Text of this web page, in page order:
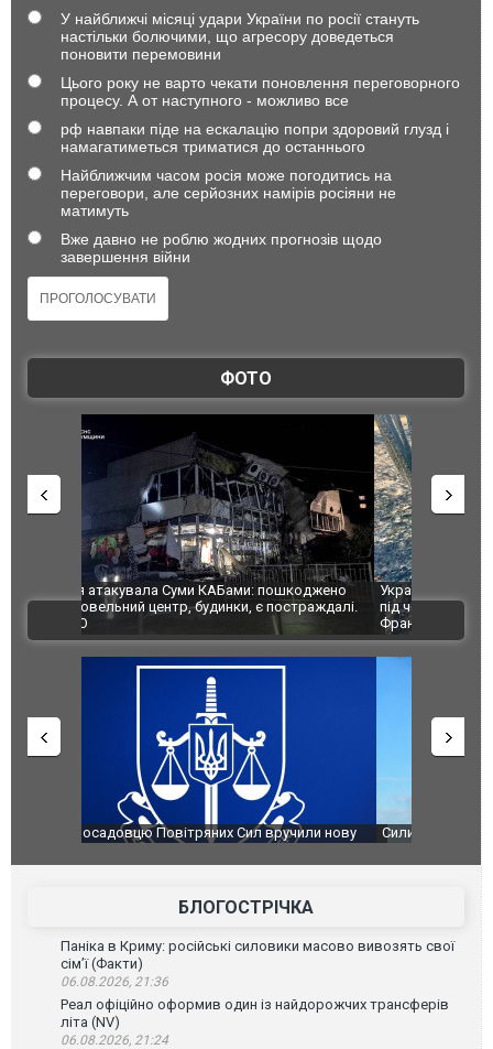
У найближчі місяці удари України по росії стануть
настільки болючими, що агресору доведеться
поновити перемовини
Цього року не варто чекати поновлення переговорного
процесу. А от наступного - можливо все
рф навпаки піде на ескалацію попри здоровий глузд і
намагатиметься триматися до останнього
Найближчим часом росія може погодитись на
переговори, але серйозних намірів росіяни не
матимуть
Вже давно не роблю жодних прогнозів щодо
завершення війни
ФОТО
Українські надзвичайники врятували козуленя
під час ліквідації масштабної лісової пожежі у
Франції
СБУ за
Болгарії
ВІДЕО
Сили оборони уразили Ярославський НПЗ:
атаку. ВІДЕО
Неймар
БЛОГОСТРІЧКА
Паніка в Криму: російські силовики масово вивозять свої
сім’ї (Факти)
06.08.2026, 21:36
Реал офіційно оформив один із найдорожчих трансферів
літа (NV)
06.08.2026, 21:24